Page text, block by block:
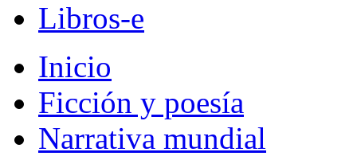
Libros-e
Inicio
Ficción y poesía
Narrativa mundial